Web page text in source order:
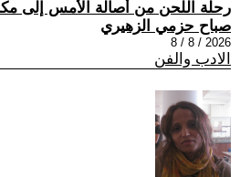
رحلة اللحن من أصالة الأمس إلى
صباح حزمي الزهيري
2026 / 8 / 8
الادب والفن